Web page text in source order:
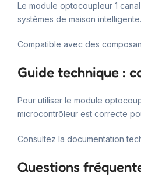
Le module optocoupleur 1
systèmes de maison
Compatible avec des
Guide technique :
Pour utiliser le module
microcontrôleur est correcte
Consultez la documentation
Questions